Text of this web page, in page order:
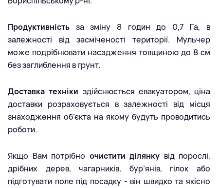
Продуктивність за зміну 8 годин до 0,7 Га, в
залежності від засміченості території. Мульчер
може подрібнювати насадження товщиною до 8 см
без заглиблення в грунт.
Доставка техніки здійснюється евакуатором, ціна
доставки розраховується в залежності від місця
знаходження об’єкта на якому будуть проводитись
роботи.
Якщо Вам потрібно очистити ділянку від порослі,
дрібних дерев, чагарників, бур’янів, гілок або
підготувати поле під посадку - він швидко та якісно